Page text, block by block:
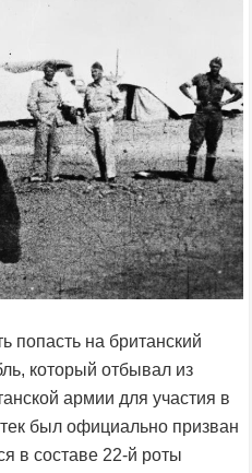
попасть на британский
который отбывал из
армии для участия в
был официально призван
в составе 22-й роты